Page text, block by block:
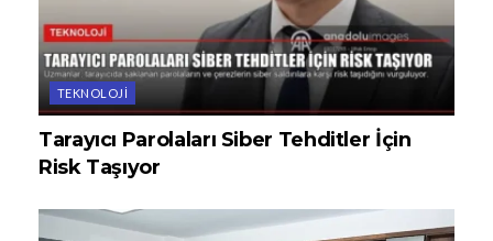
TEKNOLOJI
Tarayıcı Parolaları Siber Tehditler İçin
Risk Taşıyor